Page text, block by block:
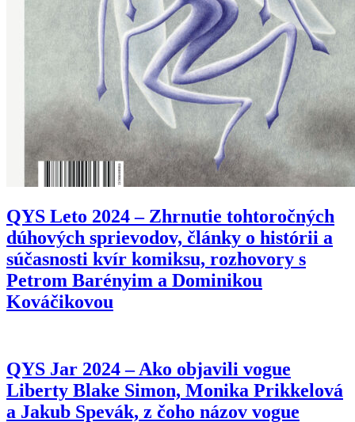
QYS Leto 2024 – Zhrnutie tohtoročných
dúhových sprievodov, články o histórii a
súčasnosti kvír komiksu, rozhovory s
Petrom Barényim a Dominikou
Kováčikovou
QYS Jar 2024 – Ako objavili vogue
Liberty Blake Simon, Monika Prikkelová
a Jakub Spevák, z čoho názov vogue